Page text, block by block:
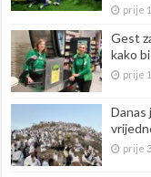
prije
Gest
kako
prije
Danas
prije